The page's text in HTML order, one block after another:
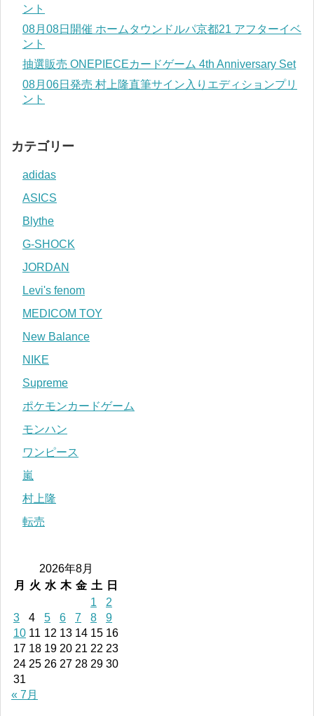
ント
08月08日開催 ホームタウンドルパ京都21 アフターイベ
ント
抽選販売 ONEPIECEカードゲーム 4th Anniversary Set
08月06日発売 村上隆直筆サイン入りエディションプリ
ント
カテゴリー
adidas
ASICS
Blythe
G-SHOCK
JORDAN
Levi's fenom
MEDICOM TOY
New Balance
NIKE
Supreme
ポケモンカードゲーム
モンハン
ワンピース
嵐
村上隆
転売
2026年8月
月
火 水 木 金 土
日
1
2
3
4 5 6 7 8
9
10 11 12 13 14 15 16
17 18 19 20 21 22 23
24 25 26 27 28 29 30
31
« 7月